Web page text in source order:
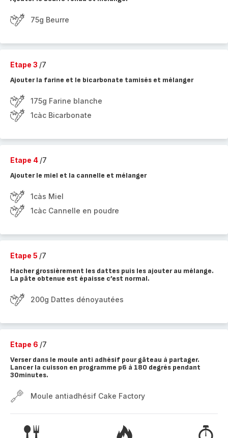
75g Beurre
Etape 3 /7
Ajouter la farine et le bicarbonate tamisés et mélanger
175g Farine blanche
1càc Bicarbonate
Etape 4 /7
Ajouter le miel et la cannelle et mélanger
1càs Miel
1càc Cannelle en poudre
Etape 5 /7
Hacher grossièrement les dattes puis les ajouter au mélange.
La pâte obtenue est épaisse c’est normal.
200g Dattes dénoyautées
Etape 6 /7
Verser dans le moule anti adhésif pour gâteau à partager.
Lancer la cuisson en programme p6 à 180 degrés pendant
30minutes.
Moule antiadhésif Cake Factory